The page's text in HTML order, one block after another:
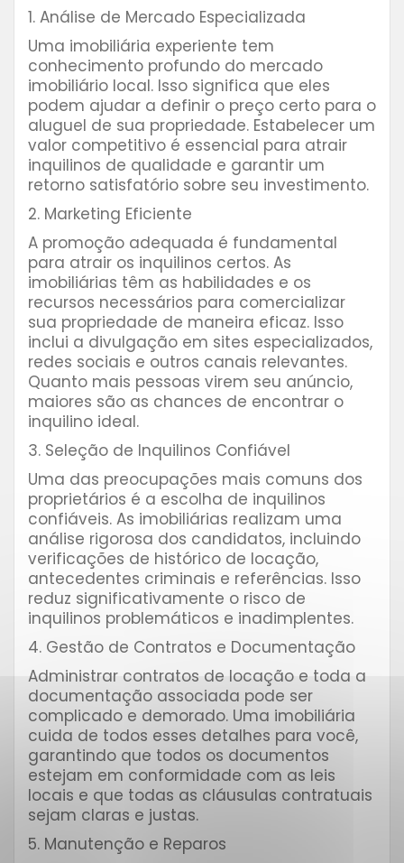
1. Análise de Mercado Especializada
Uma imobiliária experiente tem
conhecimento profundo do mercado
imobiliário local. Isso significa que eles
podem ajudar a definir o preço certo para o
aluguel de sua propriedade. Estabelecer um
valor competitivo é essencial para atrair
inquilinos de qualidade e garantir um
retorno satisfatório sobre seu investimento.
2. Marketing Eficiente
A promoção adequada é fundamental
para atrair os inquilinos certos. As
imobiliárias têm as habilidades e os
recursos necessários para comercializar
sua propriedade de maneira eficaz. Isso
inclui a divulgação em sites especializados,
redes sociais e outros canais relevantes.
Quanto mais pessoas virem seu anúncio,
maiores são as chances de encontrar o
inquilino ideal.
3. Seleção de Inquilinos Confiável
Uma das preocupações mais comuns dos
proprietários é a escolha de inquilinos
confiáveis. As imobiliárias realizam uma
análise rigorosa dos candidatos, incluindo
verificações de histórico de locação,
antecedentes criminais e referências. Isso
reduz significativamente o risco de
inquilinos problemáticos e inadimplentes.
4. Gestão de Contratos e Documentação
Administrar contratos de locação e toda a
documentação associada pode ser
complicado e demorado. Uma imobiliária
cuida de todos esses detalhes para você,
garantindo que todos os documentos
estejam em conformidade com as leis
locais e que todas as cláusulas contratuais
sejam claras e justas.
5. Manutenção e Reparos